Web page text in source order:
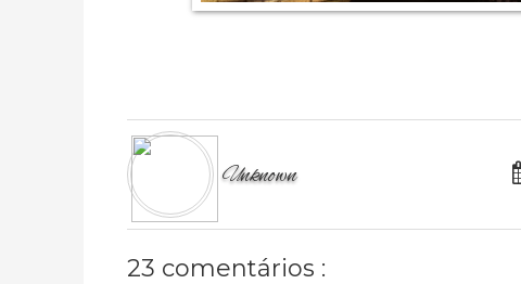
Unknown
23 comentários :